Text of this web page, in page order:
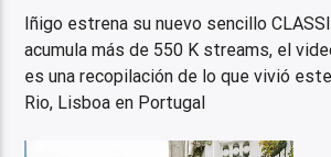
Iñigo estrena su nuevo sencillo
acumula más de 550 K streams, el
es una recopilación de lo que vivió
Rio, Lisboa en Portugal